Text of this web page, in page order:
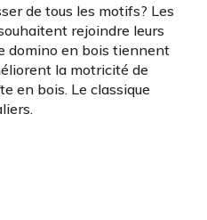
de tous les motifs? Les
rejoindre leurs
domino en bois tiennent
la motricité de
en bois. Le classique